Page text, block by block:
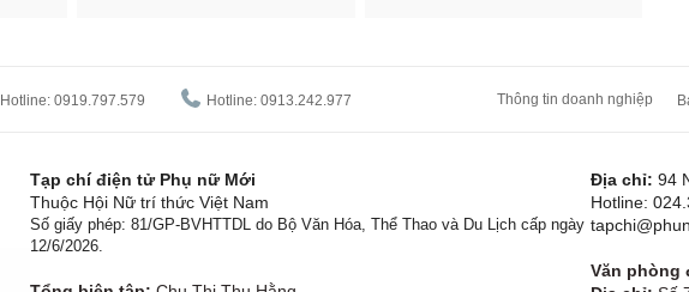
Hotline: 0919.797.579 Hotline: 0913.242.977 Thông tin doanh nghiệp
Tạp chí điện tử Phụ nữ Mới
Thuộc Hội Nữ trí thức Việt Nam
Số giấy phép: 81/GP-BVHTTDL do Bộ Văn Hóa, Thể Thao và Du Lịch cấp ngày
12/6/2026.
Địa chỉ: 94
Hotline:
Văn phòng